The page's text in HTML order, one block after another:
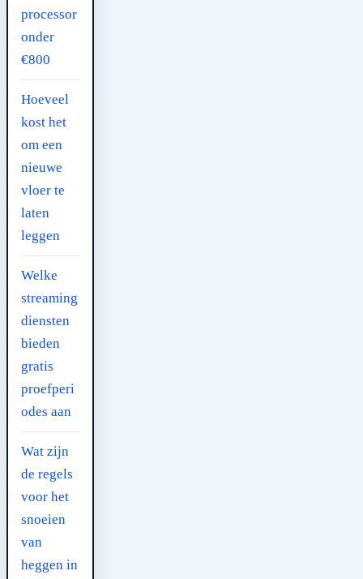
processor
onder
€800
Hoeveel
kost het
om een
nieuwe
vloer te
laten
leggen
Welke
streaming
diensten
bieden
gratis
proefperi
odes aan
Wat zijn
de regels
voor het
snoeien
van
heggen in